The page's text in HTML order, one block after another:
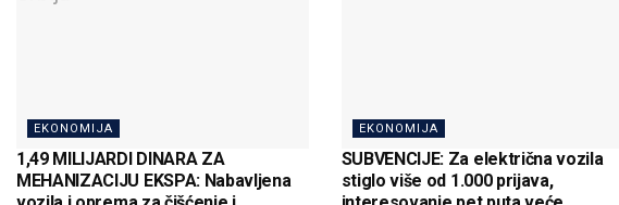
EKONOMIJA
1,49 MILIJARDI DINARA ZA
MEHANIZACIJU EKSPA: Nabavljena
EKONOMIJA
SUBVENCIJE: Za električna vozila
stiglo više od 1.000 prijava,